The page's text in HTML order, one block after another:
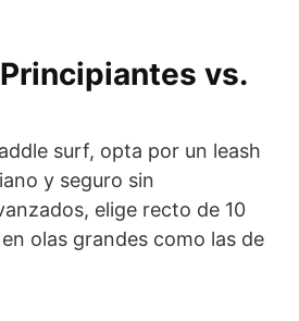
vs.
surf, opta por un leash
y seguro sin
elige recto de 10
olas grandes como las de